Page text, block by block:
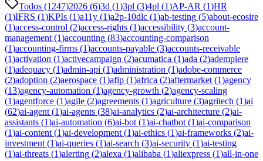
Todos (1247)2026 (6)3d (1)3pl (3)4pl (1)AP-AR (1)HR
(1)IFRS (1)KPIs (1)a11y (1)a2p-10dlc (1)ab-testing (5)about-ecosire
(1)access-control (2)access-rights (1)accessibility (3)account-
management (1)accounting (83)accounting-comparison
(1)accounting-firms (1)accounts-payable (3)accounts-receivable
(1)activation (1)activecampaign (2)acumatica (1)ada (2)adempiere
(1)adequacy (1)admin-api (1)administration (1)adobe-commerce
(2)adoption (2)aerospace (1)afip (1)africa (2)aftermarket (1)agency
(13)agency-automation (1)agency-growth (2)agency-scaling
(1)agentforce (1)agile (2)agreements (1)agriculture (3)agritech (1)ai
(62)ai-agent (1)ai-agents (38)ai-analytics (2)ai-architecture (2)ai-
assistants (1)ai-automation (6)ai-bot (1)ai-chatbot (1)ai-comparison
(1)ai-content (1)ai-development (1)ai-ethics (1)ai-frameworks (2)ai-
investment (1)ai-queries (1)ai-search (3)ai-security (1)ai-testing
(1)ai-threats (1)alerting (2)alexa (1)alibaba (1)aliexpress (1)all-in-one